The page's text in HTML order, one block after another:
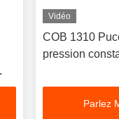
Vidéo
COB 1310
pression
Parlez